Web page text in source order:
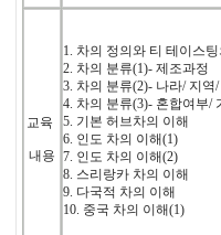
교육
내용
1. 차의 정의와 티 테이스
2. 차의 분류(1)- 제조과정
3. 차의 분류(2)- 나라/ 지역/
4. 차의 분류(3)- 혼합여부/
5. 기본 허브차의 이해
6. 인도 차의 이해(1)
7. 인도 차의 이해(2)
8. 스리랑카 차의 이해
9. 다국적 차의 이해
10. 중국 차의 이해(1)